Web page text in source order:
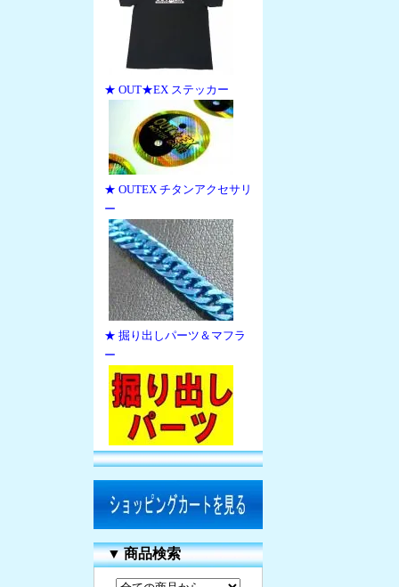
★ OUT★EX ステッカー
★ OUTEX チタンアクセサリ
ー
★ 掘り出しパーツ＆マフラ
ー
▼商品検索